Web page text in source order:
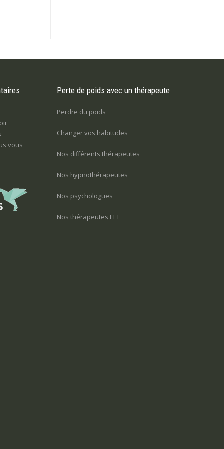
vous
Perte de poids avec un thérapeute
Perdre du poids
Changer vos habitudes
Nos différents thérapeutes
Nos hypnothérapeutes
Nos psychologues
Nos thérapeutes EFT